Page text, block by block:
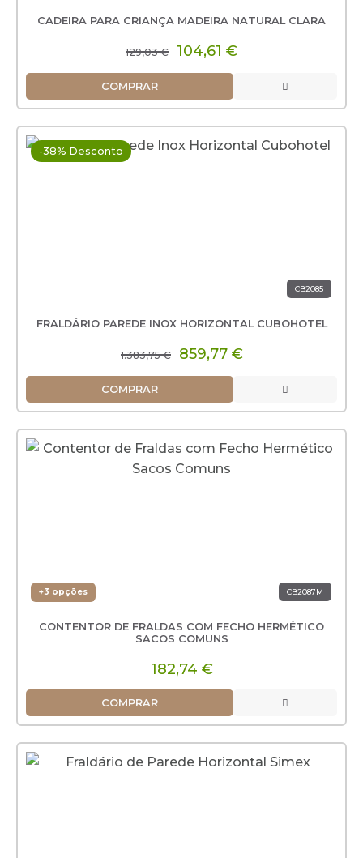
CADEIRA PARA CRIANÇA MADEIRA NATURAL CLARA
129,03 € 104,61 €
COMPRAR
-38% Desconto
CB2085
FRALDÁRIO PAREDE INOX HORIZONTAL CUBOHOTEL
1.383,75 € 859,77 €
COMPRAR
+3 opções CB2087M
CONTENTOR DE FRALDAS COM FECHO HERMÉTICO
SACOS COMUNS
182,74 €
COMPRAR